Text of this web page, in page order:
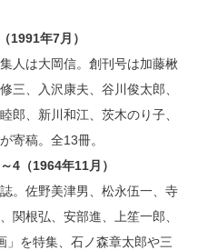
1991年7月）
人は大岡信。創刊号は加藤楸
三、入沢康夫、谷川俊太郎、
郎、新川和江、茨木のり子、
寄稿。全13冊。
4（1964年11月）
。佐野美津男、松永伍一、寺
関根弘、安部進、上笙一郎、
」を特集、石ノ森章太郎や三